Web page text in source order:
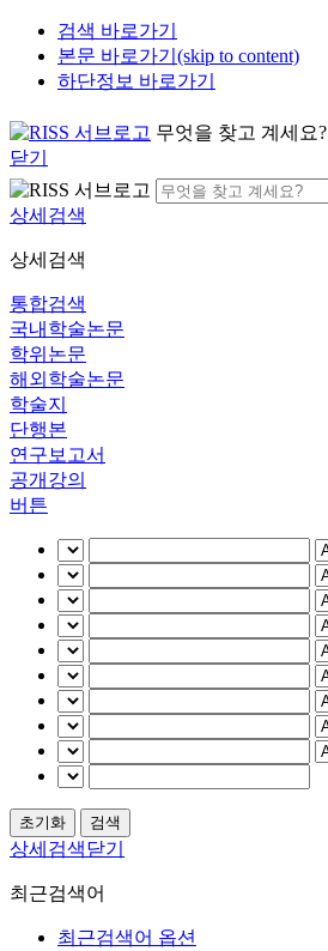
검색 바로가기
본문 바로가기(skip to content)
하단정보 바로가기
무엇을 찾고 계세요?
닫기
상세검색
상세검색
통합검색
국내학술논문
학위논문
해외학술논문
학술지
단행본
연구보고서
공개강의
버튼
상세검색닫기
최근검색어
최근검색어 옵션